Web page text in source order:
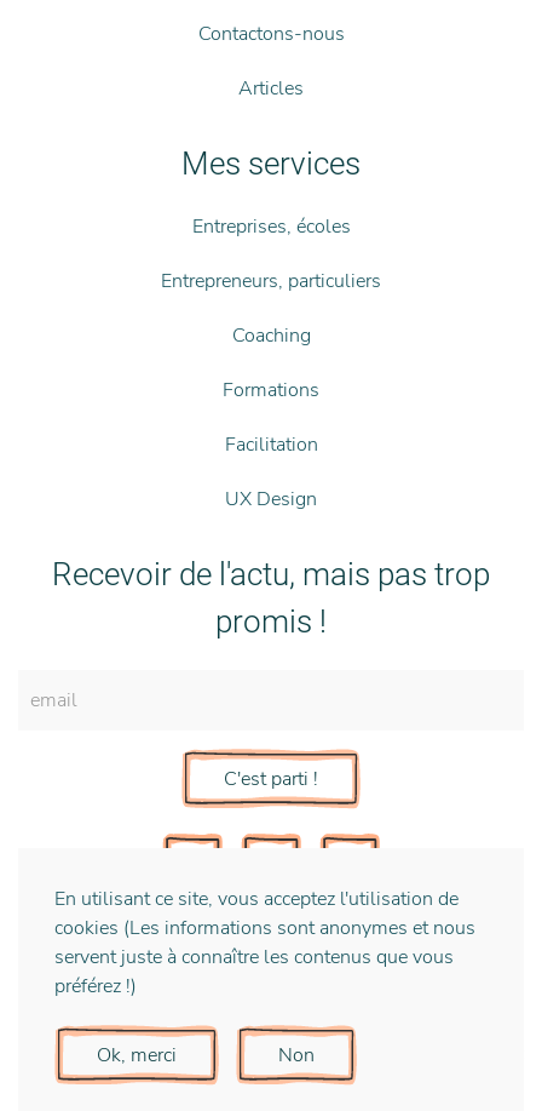
Contactons-nous
Articles
Mes services
Entreprises, écoles
Entrepreneurs, particuliers
Coaching
Formations
Facilitation
UX Design
Recevoir de l'actu, mais pas trop
promis !
C'est parti !
© 2020 Morgane Ponton .co Tous droits réservés Avec
l'aide précieuse deNomad Optimist
En utilisant ce site, vous acceptez l'utilisation de
cookies (Les informations sont anonymes et nous
servent juste à connaître les contenus que vous
préférez !)
Ok, merci Non